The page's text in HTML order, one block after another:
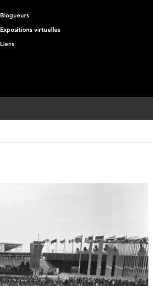
Blogueurs
Expositions virtuelles
Liens